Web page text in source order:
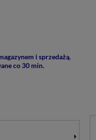
i sprzedażą.
co 30 min.